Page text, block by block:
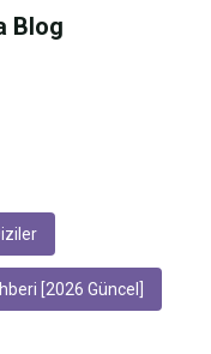
Blog
[2026 Güncel]